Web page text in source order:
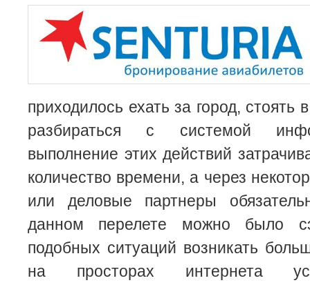
приходилось ехать за город, стоять
разбираться с системой
выполнение этих действий
количество времени, а через
или деловые партнеры
данном перелете можно было
подобных ситуаций возникать
на просторах интернета